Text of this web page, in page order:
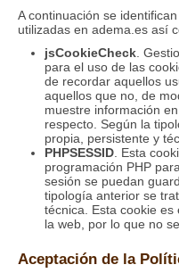
A continuación se
utilizadas en adema.es así
jsCookieCheck .
para el uso de las
de recordar aquellos
aquellos que no, de
muestre información
respecto. Según la
propia, persistente y
PHPSESSID . Esta
programación PHP
sesión se puedan
tipología anterior se
técnica. Esta cookie
la web, por lo que no
Aceptación de la